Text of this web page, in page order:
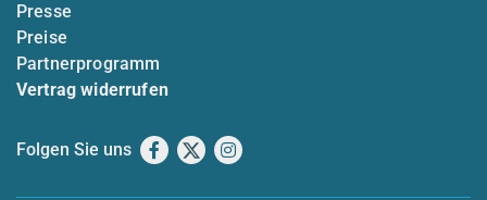
Presse
Preise
Partnerprogramm
Vertrag widerrufen
Folgen Sie uns Facebook
X Instagram